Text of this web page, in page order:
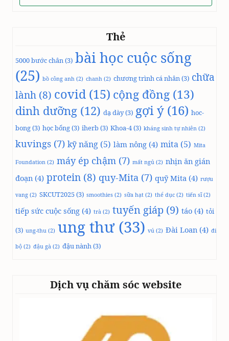
Thẻ
5000 bước chân(3) bài học cuộc sống
(25) bồ công anh (2) chanh (2) chương trình cá nhân(3) chữa
lành (8) covid (15) cộng đồng (13)
dinh dưỡng (12) dạ dày(3) gợi ý (16) hoc-
bong(3) học bổng(3) iherb(3) Khoa-4(3) kháng sinh tự nhiên (2)
kuvings (7) kỹ năng (5) làm nông (4) mita (5) Mita
Foundation (2) máy ép chậm (7) mất ngủ (2) nhịn ăn gián
đoạn (4) protein (8) quy-Mita (7) quỹ Mita (4) rượu
vang (2) SKCUT2025(3) smoothies (2) sữa hạt (2) thể dục (2) tiến sĩ(2)
tiếp sức cuộc sống (4) trà (2) tuyến giáp (9) táo (4) tỏi
(3) ung-thu (2) ung thư(33) vú (2) Đài Loan (4) đi
bộ (2) đậu gà (2) đậu nành(3)
Dịch vụ chăm sóc website